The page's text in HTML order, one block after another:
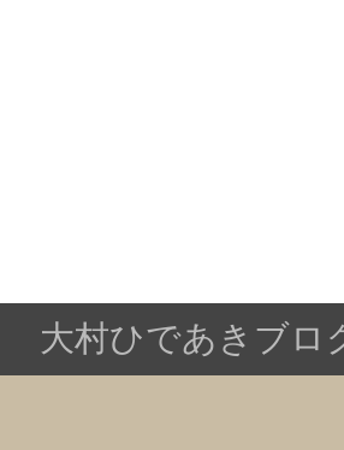
大村ひであきブロ